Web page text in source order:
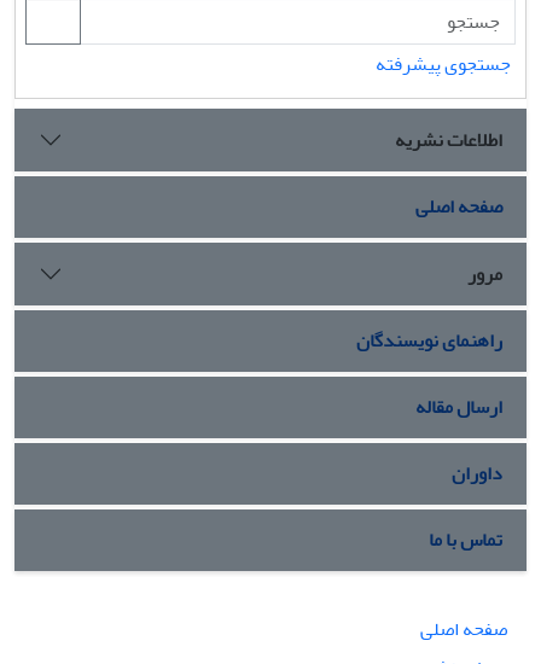
جستجوی پیشرفته
اطلاعات نشریه
صفحه اصلی
مرور
راهنمای نویسندگان
ارسال مقاله
داوران
تماس با ما
صفحه اصلی